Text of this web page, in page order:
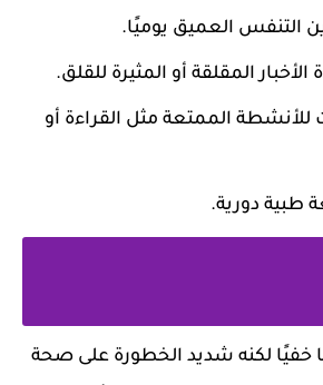
التنفس العميق يوميًا.
المقلقة أو المثيرة للقلق.
الممتعة مثل القراءة أو
طبية دورية.
خفيًا لكنه شديد الخطورة على صحة